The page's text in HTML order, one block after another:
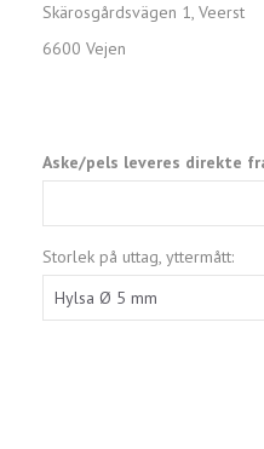
Skärosgårdsvägen 1, Veerst
6600 Vejen
Aske/pels leveres direkte
Storlek på uttag, yttermått: